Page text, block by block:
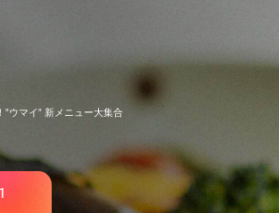
”ウマイ” 新メニュー大集合